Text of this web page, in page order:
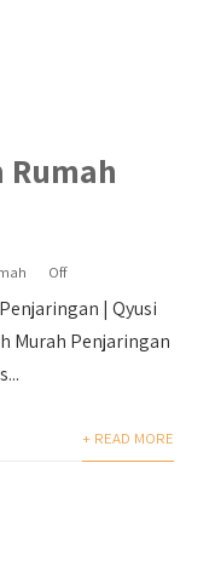
Rumah
Off
| Qyusi
Murah Penjaringan
+ READ MORE